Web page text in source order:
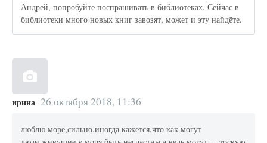
Андрей, попробуйте поспрашивать в библиотеках. Сейчас в
библиотеки много новых книг завозят, может и эту найдёте.
ирина 26 октября 2018, 11:36
люблю море,сильно.иногда кажется,что как могут